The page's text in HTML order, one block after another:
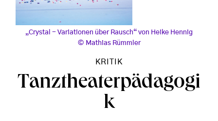
„Crystal - Variationen über Rausch“ von Heike Hennig
Mathias Rümmler
KRITIK
Tanztheaterpädagogi
k